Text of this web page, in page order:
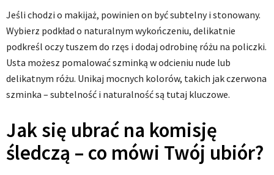
Jeśli chodzi o makijaż, powinien on być subtelny i stonowany.
Wybierz podkład o naturalnym wykończeniu, delikatnie
podkreśl oczy tuszem do rzęs i dodaj odrobinę różu na policzki.
Usta możesz pomalować szminką w odcieniu nude lub
delikatnym różu. Unikaj mocnych kolorów, takich jak czerwona
szminka – subtelność i naturalność są tutaj kluczowe.
Jak się ubrać na komisję
śledczą – co mówi Twój ubiór?